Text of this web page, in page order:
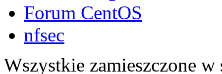
Forum CentOS
nfsec
Wszystkie zamieszczone